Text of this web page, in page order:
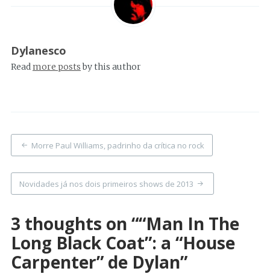
Dylanesco
Readmore postsby this author
Post
navigation
Morre Paul Williams, padrinho da crítica no rock
Novidades já nos dois primeiros shows de 2013
3 thoughts on ““Man In The
Long Black Coat”: a “House
Carpenter” de Dylan”